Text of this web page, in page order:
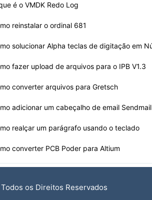
é o VMDK Redo Log
reinstalar o ordinal 681
fazer upload de arquivos para o IPB V1.3
converter arquivos para Gretsch
adicionar um cabeçalho de email Sendmail
realçar um parágrafo usando o teclado
converter PCB Poder para Altium
os Direitos Reservados